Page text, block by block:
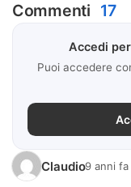
Commenti 17
Accedi
Puoi accedere
Claudio9 anni fa